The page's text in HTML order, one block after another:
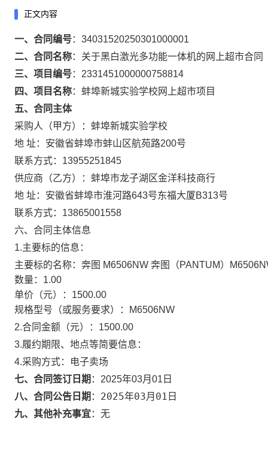
正文内容
一、合同编号： 34031520250301000001
二、合同名称： 关于黑白激光多功能一体机的网上超市合同
三、项目编号： 2331451000000758814
四、项目名称： 蚌埠新城实验学校网上超市项目
五、合同主体
采购人（甲方）： 蚌埠新城实验学校
地 址： 安徽省蚌埠市蚌山区航苑路200号
联系方式： 13955251845
供应商（乙方）： 蚌埠市龙子湖区金洋科技商行
地 址： 安徽省蚌埠市淮河路643号东福大厦B313号
联系方式： 13865001558
六、合同主体信息
1.主要标的信息：
主要标的名称： 奔图 M6506NW 奔图（PANTUM）
数量： 1.00
单价（元）： 1500.00
规格型号（或服务要求）：
M6506NW
2.合同金额（元）： 1500.00
3.履约期限、地点等简要信息：
4.采购方式：
电子卖场
七、合同签订日期 ： 2025年03月01日
八、合同公告日期 ： 2025年03月01日
九、其他补充事宜： 无